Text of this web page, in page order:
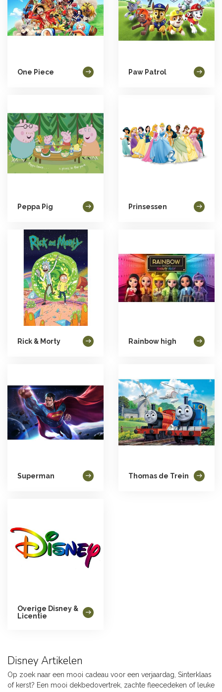
One Piece Paw Patrol
Peppa Pig Prinsessen
Rick & Morty Rainbow high
Superman Thomas de Trein
Overige Disney &
Licentie
Disney Artikelen
Op zoek naar een mooi cadeau voor een verjaardag, Sinterklaas
of kerst? Een mooi dekbedovertrek, zachte fleecedeken of leuke